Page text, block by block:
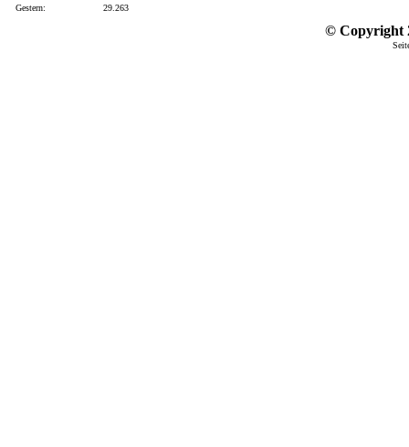
Gestern:
29.263
© Copyright